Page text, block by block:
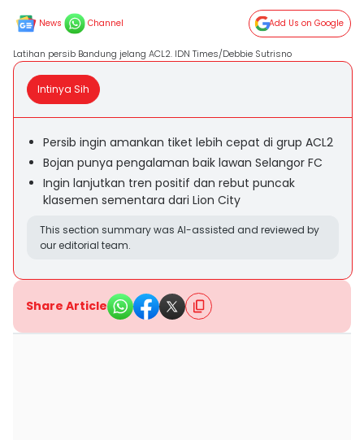
News Channel Add Us on Google
Latihan persib Bandung jelang ACL2. IDN Times/Debbie Sutrisno
Intinya Sih
Persib ingin amankan tiket lebih cepat di grup ACL2
Bojan punya pengalaman baik lawan Selangor FC
Ingin lanjutkan tren positif dan rebut puncak
klasemen sementara dari Lion City
This section summary was AI-assisted and reviewed by
our editorial team.
Share Article